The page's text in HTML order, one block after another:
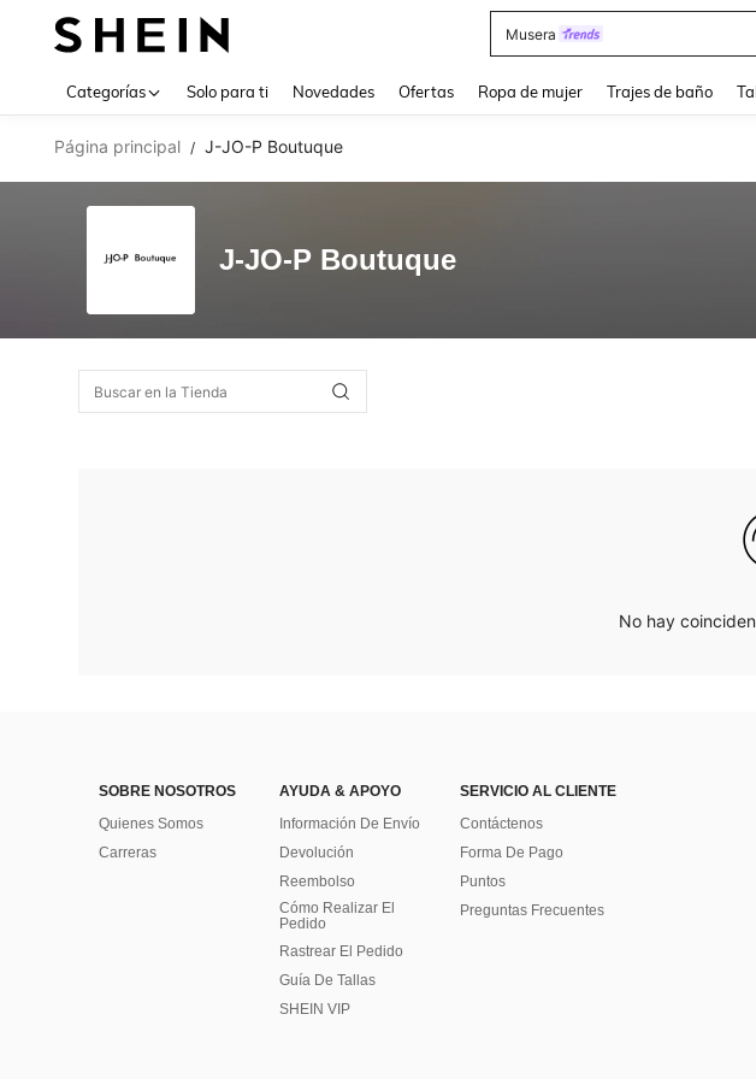
Musera
Categorías Solo para ti Novedades Ofertas Ropa de mujer Trajes de baño
Página principal / J-JO-P Boutuque
J-JO-P Boutuque
No hay
SOBRE NOSOTROS
Quienes Somos
Carreras
AYUDA & APOYO
Información De Envío
Devolución
Reembolso
Cómo Realizar El
Pedido
Rastrear El Pedido
Guía De Tallas
SHEIN VIP
SERVICIO AL CLIENTE
Contáctenos
Forma De Pago
Puntos
Preguntas Frecuentes